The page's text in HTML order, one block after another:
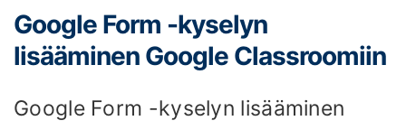
Google Form -kyselyn
lisääminen Google Classroomiin
Google Form -kyselyn lisääminen